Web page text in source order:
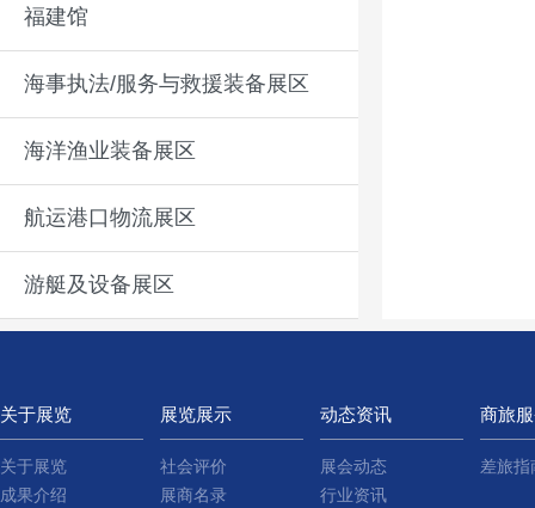
福建馆
海事执法/服务与救援装备展区
海洋渔业装备展区
航运港口物流展区
游艇及设备展区
关于展览
关于展览
成果介绍
展览展示
社会评价
展商名录
动态资讯
展会动态
行业资讯
商旅
差旅指